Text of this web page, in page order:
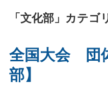
「 文化部」カテゴ
全国大会 団
部】